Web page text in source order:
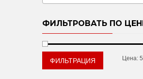
ФИЛЬТРОВАТЬ ПО
ФИЛЬТРАЦИЯ Цена: